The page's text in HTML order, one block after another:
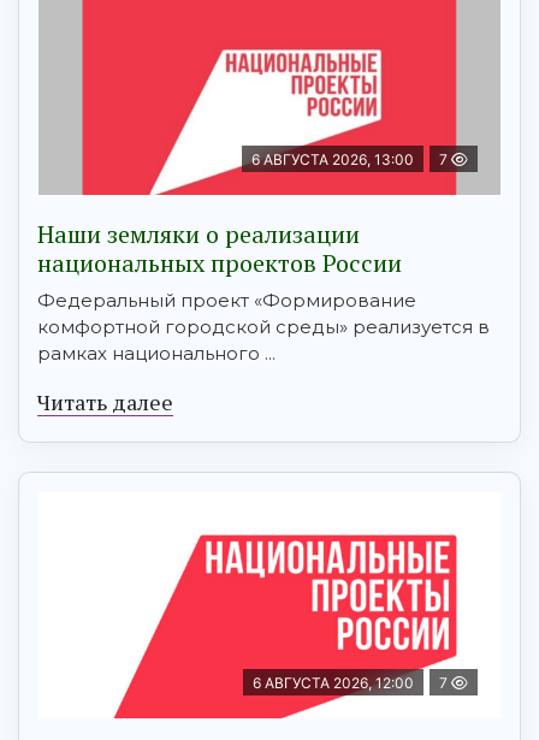
6 АВГУСТА 2026, 13:00 7
Наши земляки о реализации
национальных проектов России
Федеральный проект «Формирование
комфортной городской среды» реализуется в
рамках национального ...
Читать далее
6 АВГУСТА 2026, 12:00 7